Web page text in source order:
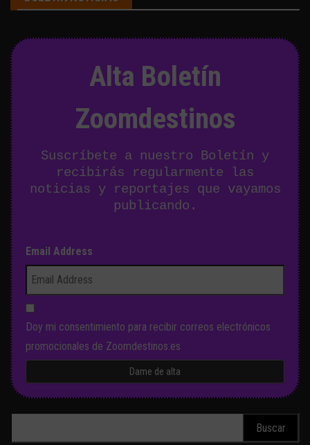
Alta Boletín
Zoomdestinos
Suscríbete a nuestro Boletín y
recibirás regularmente las
noticias y reportajes que vayamos
publicando.
Email Address
Doy mi consentimiento para recibir correos electrónicos
promocionales de Zoomdestinos.es